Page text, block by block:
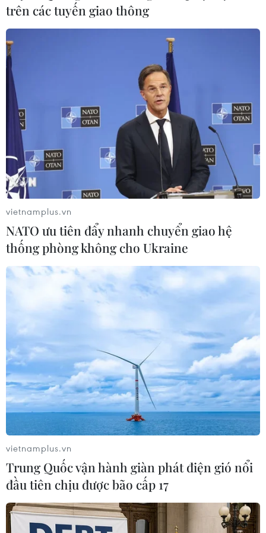
trên các tuyến giao thông
vietnamplus.vn
NATO ưu tiên đẩy nhanh chuyển giao hệ
thống phòng không cho Ukraine
vietnamplus.vn
Trung Quốc vận hành giàn phát điện gió nổi
đầu tiên chịu được bão cấp 17